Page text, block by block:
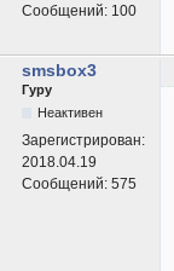
Сообщений: 100
smsbox3
Гуру
Неактивен
Зарегистрирован:
2018.04.19
Сообщений: 575